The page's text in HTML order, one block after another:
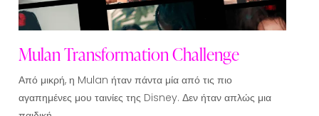
Mulan Transformation Challenge
Από μικρή, η Mulan ήταν πάντα μία από τις πιο
αγαπημένες μου ταινίες της Disney. Δεν ήταν απλώς μια